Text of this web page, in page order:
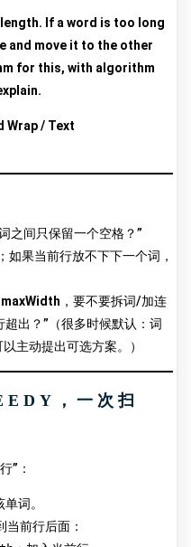
If a word is too long
and move it to the other
for this, with algorithm
Wrap / Text
之间只保留一个空格？”
如果当前行放不下下一个词，
，要不要拆词/加连
出？”（很多时候默认：词
主动提出可选方案。）
，一次扫
”：
词。
当前行后面：